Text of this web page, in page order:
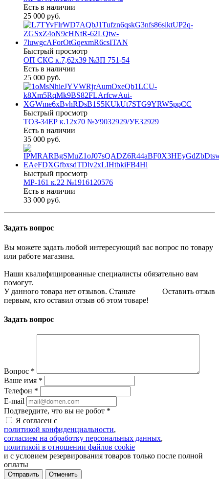
Есть в наличии
25 000 руб.
Быстрый просмотр
ОП СКС к.7,62х39 №ЗП 751-54
Есть в наличии
25 000 руб.
Быстрый просмотр
ТОЗ-34ЕР к.12х70 №У9032929/УЕ32929
Есть в наличии
35 000 руб.
Быстрый просмотр
МР-161 к.22 №1916120576
Есть в наличии
33 000 руб.
Задать вопрос
Вы можете задать любой интересующий вас вопрос по товару
или работе магазина.
Наши квалифицированные специалисты обязательно вам
помогут.
Оставить отзыв
У данного товара нет отзывов. Станьте
первым, кто оставил отзыв об этом товаре!
Задать вопрос
Вопрос *
Ваше имя *
Телефон *
E-mail
Подтвердите, что вы не робот *
Я согласен с
политикой конфиденциальности,
согласием на обработку персональных данных,
политикой в отношении файлов cookie
и с условием резервирования товаров только после полной
оплаты
Отменить